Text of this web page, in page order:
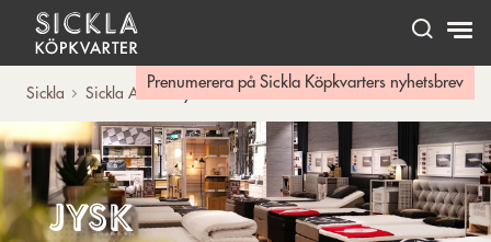
Hem
Prenumerera på Sickla Köpkvarters nyhetsbrev
Sickla Sickla A-Ö Jysk
Jysk